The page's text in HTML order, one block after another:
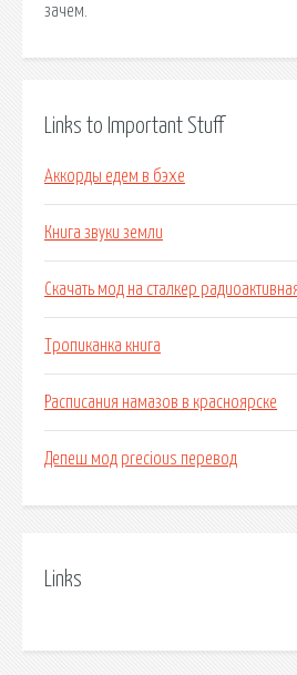
зачем.
Links to Important Stuff
Аккорды едем в бэхе
Книга звуки земли
Скачать мод на сталкер
Тропиканка книга
Расписания намазов в красноярске
Депеш мод precious перевод
Links